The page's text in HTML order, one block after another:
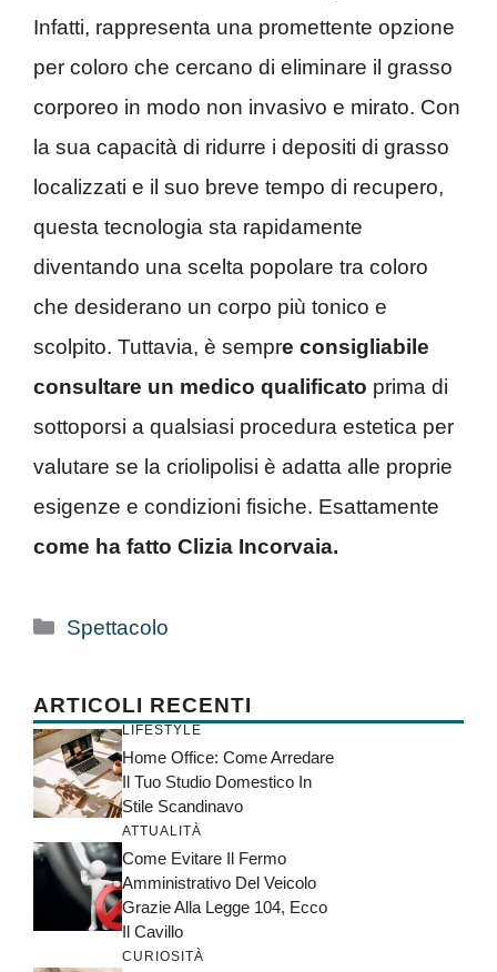
Infatti, rappresenta una promettente opzione
per coloro che cercano di eliminare il grasso
corporeo in modo non invasivo e mirato. Con
la sua capacità di ridurre i depositi di grasso
localizzati e il suo breve tempo di recupero,
questa tecnologia sta rapidamente
diventando una scelta popolare tra coloro
che desiderano un corpo più tonico e
scolpito. Tuttavia, è sempre consigliabile
consultare un medico qualificato prima di
sottoporsi a qualsiasi procedura estetica per
valutare se la criolipolisi è adatta alle proprie
esigenze e condizioni fisiche. Esattamente
come ha fatto Clizia Incorvaia.
Categorie
Spettacolo
ARTICOLI RECENTI
LIFESTYLE
Home Office: Come Arredare
Il Tuo Studio Domestico In
Stile Scandinavo
ATTUALITÀ
Come Evitare Il Fermo
Amministrativo Del Veicolo
Grazie Alla Legge 104, Ecco
Il Cavillo
CURIOSITÀ